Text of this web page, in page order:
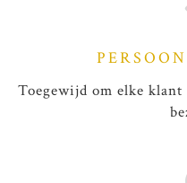
Toegewijd om elke klant